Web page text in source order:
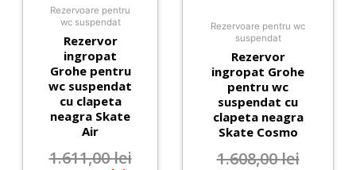
Rezervoare pentru
wc suspendat
Rezervor
ingropat
Grohe pentru
wc suspendat
cu clapeta
neagra Skate
Air
1.611,00lei
Rezervoare pentru wc
suspendat
Rezervor
ingropat Grohe
pentru wc
suspendat cu
clapeta neagra
Skate Cosmo
1.608,00lei